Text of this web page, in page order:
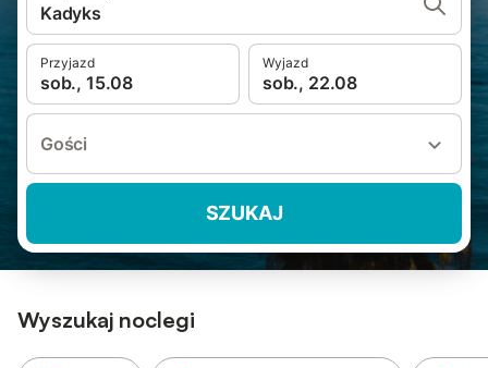
Kadyks
Przyjazd
sob., 15.08
Wyjazd
sob., 22.08
Gości
SZUKAJ
Wyszukaj noclegi